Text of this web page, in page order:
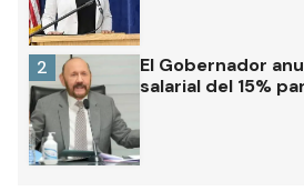
El Gobernador
salarial del 15%
2